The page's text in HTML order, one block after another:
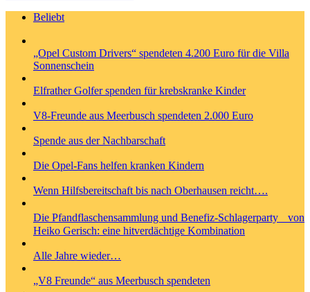
Beliebt
„Opel Custom Drivers“ spendeten 4.200 Euro für die Villa
Sonnenschein
Elfrather Golfer spenden für krebskranke Kinder
V8-Freunde aus Meerbusch spendeten 2.000 Euro
Spende aus der Nachbarschaft
Die Opel-Fans helfen kranken Kindern
Wenn Hilfsbereitschaft bis nach Oberhausen reicht….
Die Pfandflaschensammlung und Benefiz-Schlagerparty von
Heiko Gerisch: eine hitverdächtige Kombination
Alle Jahre wieder…
„V8 Freunde“ aus Meerbusch spendeten